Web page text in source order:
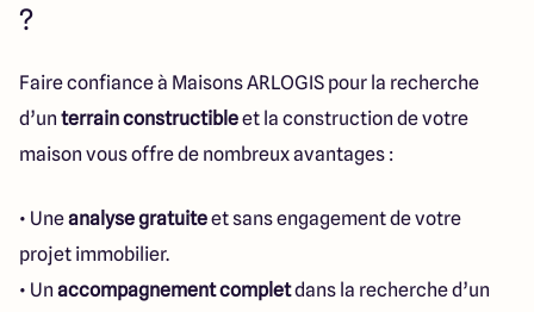
?
Faire confiance à Maisons ARLOGIS pour la recherche
d’un terrain constructibleet la construction de votre
maison vous offre de nombreux avantages :
• Uneanalyse gratuiteet sans engagement de votre
projet immobilier.
• Un accompagnement completdans la recherche d’un